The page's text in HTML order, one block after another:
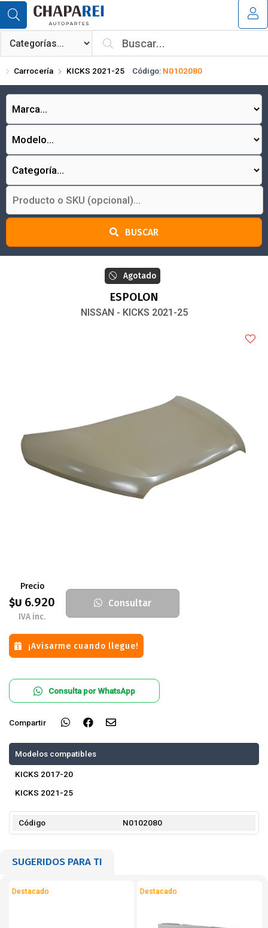
Compartir por email
¿Tienes cupón de descuento?
Carrocería KICKS 2021-25 Código: N0102080
BUSCAR
Agotado
ESPOLON
NISSAN - KICKS 2021-25
Precio
$U 6.920
IVA inc.
Consultar
¡Avisarme cuando llegue!
Consulta por WhatsApp
Compartir
Modelos compatibles
KICKS 2017-20
KICKS 2021-25
Código N0102080
SUGERIDOS PARA TI
Destacado Destacado